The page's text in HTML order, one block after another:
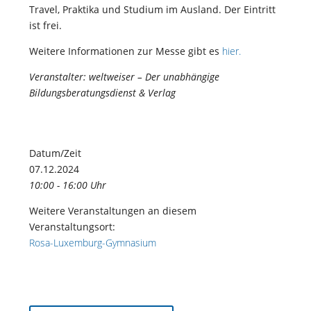
Travel, Praktika und Studium im Ausland. Der Eintritt
ist frei.
Weitere Informationen zur Messe gibt es hier.
Veranstalter: weltweiser – Der unabhängige
Bildungsberatungsdienst & Verlag
Datum/Zeit
07.12.2024
10:00 - 16:00 Uhr
Weitere Veranstaltungen an diesem
Veranstaltungsort:
Rosa-Luxemburg-Gymnasium